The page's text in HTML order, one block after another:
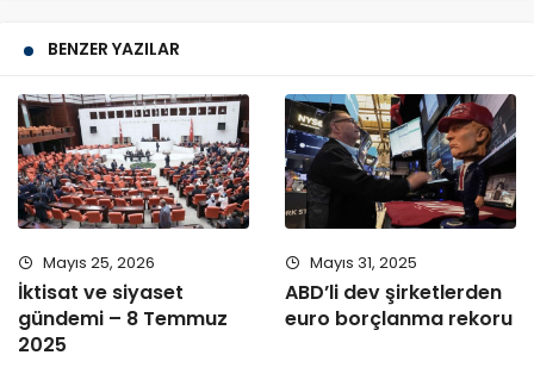
BENZER YAZILAR
Mayıs 25, 2026
İktisat ve siyaset
gündemi – 8 Temmuz
2025
Mayıs 31, 2025
ABD’li dev şirketlerden
euro borçlanma rekoru